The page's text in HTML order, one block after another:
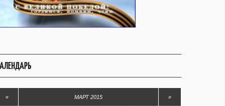
« МАРТ 2015 »